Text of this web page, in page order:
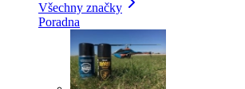
Všechny značky
Poradna